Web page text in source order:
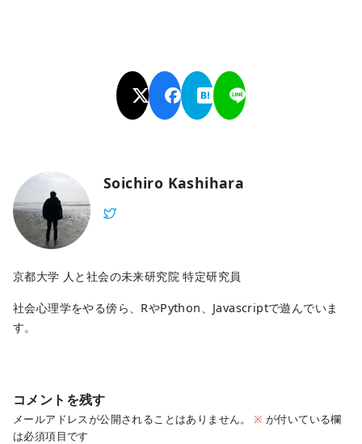
Soichiro Kashihara
京都大学 人と社会の未来研究院 特定研究員
社会心理学をやる傍ら、RやPython、Javascriptで遊んでいま
す。
コメントを残す
メールアドレスが公開されることはありません。 ※ が付いている欄
は必須項目です